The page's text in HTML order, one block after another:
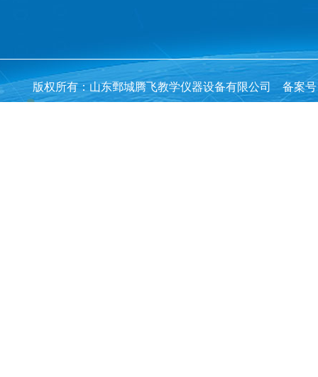
版权所有：山东鄄城腾飞教学仪器设备有限公司 备案